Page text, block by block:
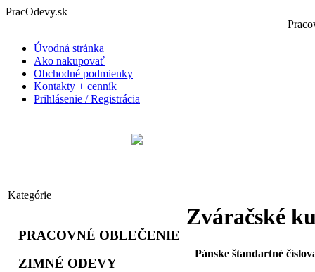
PracOdevy.sk
Úvodná stránka
Ako nakupovať
Obchodné podmienky
Kontakty + cenník
Prihlásenie / Registrácia
Kategórie
PRACOVNÉ OBLEČENIE
ZIMNÉ ODEVY
Zváračské
Pánske štandartné